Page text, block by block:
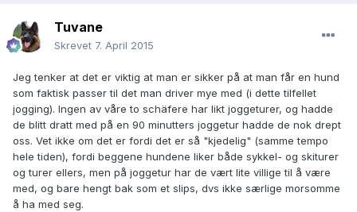
Tuvane
Skrevet 7. April 2015
Jeg tenker at det er viktig at man er sikker på at man får en hund
som faktisk passer til det man driver mye med (i dette tilfellet
jogging). Ingen av våre to schäfere har likt joggeturer, og hadde
de blitt dratt med på en 90 minutters joggetur hadde de nok drept
oss. Vet ikke om det er fordi det er så "kjedelig" (samme tempo
hele tiden), fordi beggene hundene liker både sykkel- og skiturer
og turer ellers, men på joggetur har de vært lite villige til å være
med, og bare hengt bak som et slips, dvs ikke særlige morsomme
å ha med seg.